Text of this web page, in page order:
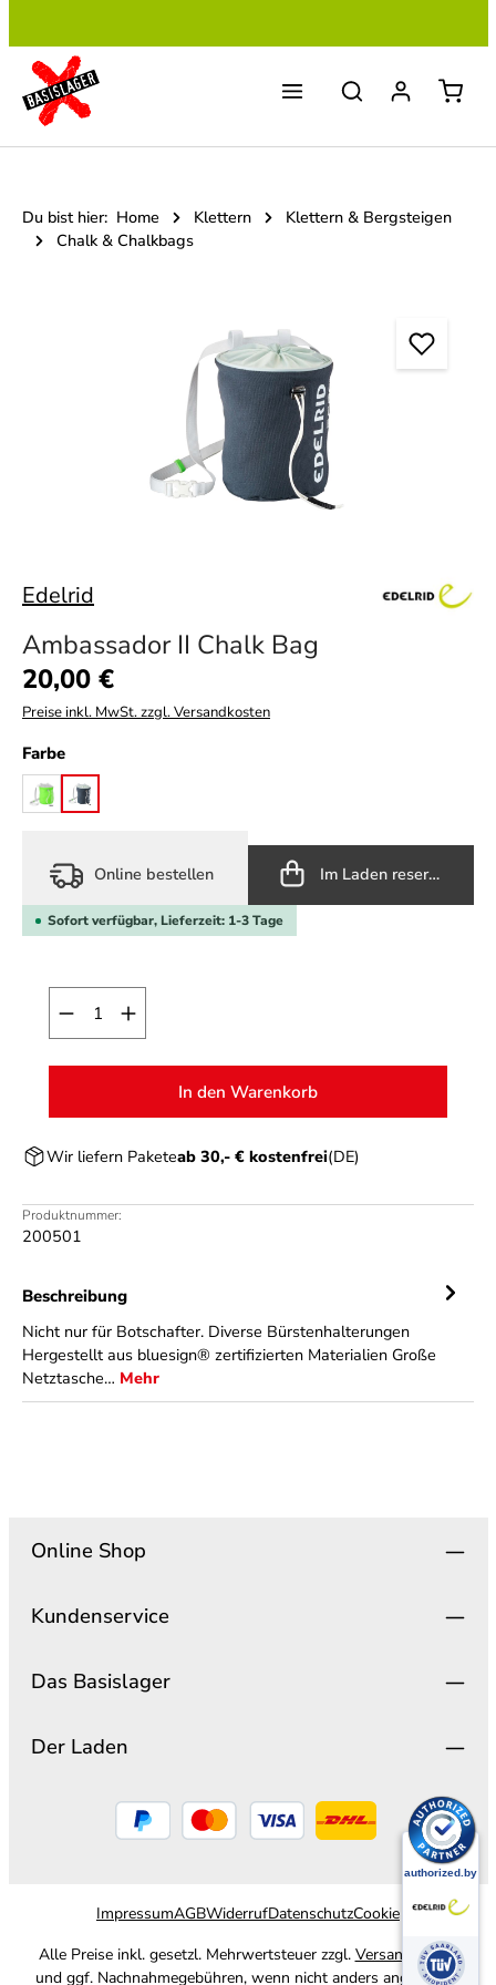
Du bist hier: Home Klettern
Klettern & Bergsteigen
Chalk & Chalkbags
Edelrid
Ambassador II Chalk Bag
Regulärer Preis:
20,00 €
Preise inkl. MwSt. zzgl. Versandkosten
Farbeauswählen
neon green
night
Online bestellen Im Laden reservieren
Sofort verfügbar, Lieferzeit: 1-3 Tage
Produkt Anzahl: Gib den gewünschten Wert
In den Warenkorb
Wir liefern Paketeab 30,- € kostenfrei(DE)
Produktnummer:
200501
Beschreibung
Nicht nur für Botschafter. Diverse Bürstenhalterungen
Hergestellt aus bluesign® zertifizierten Materialien Große
Netztasche… Mehr
Online Shop
Kundenservice
Das Basislager
Der Laden
ImpressumAGBWiderrufDatenschutzCookie
Alle Preise inkl. gesetzl. Mehrwertsteuer zzgl. Versandkosten
und ggf. Nachnahmegebühren, wenn nicht anders angegeben.